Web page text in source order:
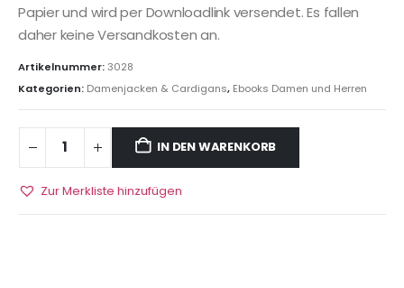
Papier und wird per Downloadlink versendet. Es fallen
daher keine Versandkosten an.
Artikelnummer:3028
Kategorien: Damenjacken & Cardigans, Ebooks Damen und Herren
IN DEN WARENKORB
Zur Merkliste hinzufügen